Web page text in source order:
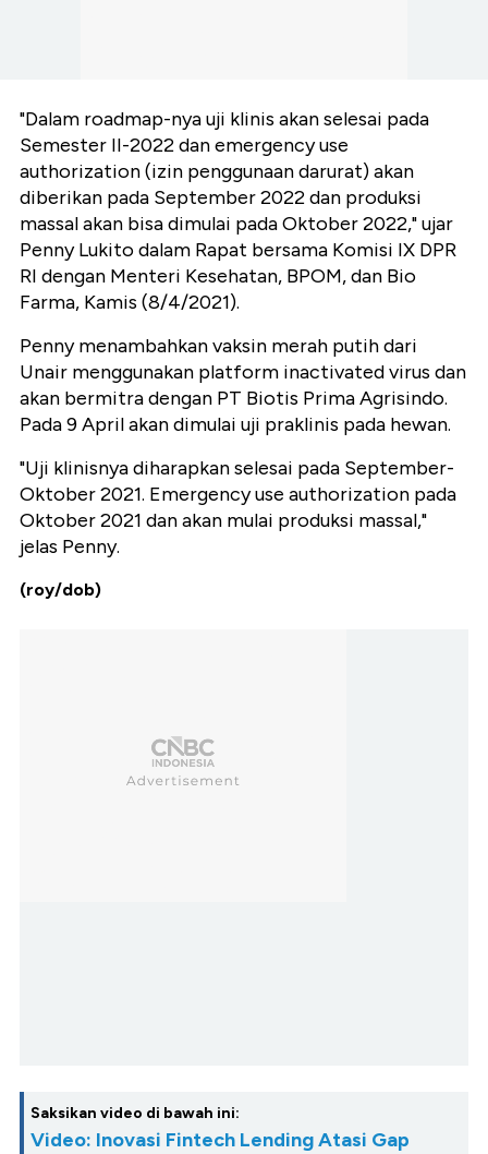
"Dalam roadmap-nya uji klinis akan selesai pada
Semester II-2022 dan emergency use
authorization (izin penggunaan darurat) akan
diberikan pada September 2022 dan produksi
massal akan bisa dimulai pada Oktober 2022," ujar
Penny Lukito dalam Rapat bersama Komisi IX DPR
RI dengan Menteri Kesehatan, BPOM, dan Bio
Farma, Kamis (8/4/2021).
Penny menambahkan vaksin merah putih dari
Unair menggunakan platform inactivated virus dan
akan bermitra dengan PT Biotis Prima Agrisindo.
Pada 9 April akan dimulai uji praklinis pada hewan.
"Uji klinisnya diharapkan selesai pada September-
Oktober 2021. Emergency use authorization pada
Oktober 2021 dan akan mulai produksi massal,"
jelas Penny.
(roy/dob)
Saksikan video di bawah ini:
Video: Inovasi Fintech Lending Atasi Gap